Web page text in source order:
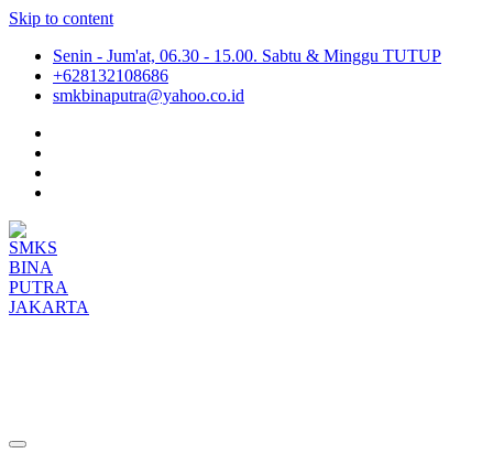
Skip to content
Senin - Jum'at, 06.30 - 15.00. Sabtu & Minggu TUTUP
+628132108686
smkbinaputra@yahoo.co.id